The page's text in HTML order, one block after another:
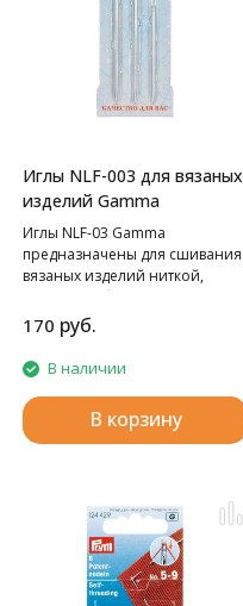
Иглы NLF-003 для вязаных
изделий Gamma
Иглы NLF-03 Gamma
предназначены для сшивания
вязаных изделий ниткой,
пряжей любой толщины.
Специальное покрытие
обеспечивает хорошее
скольжение нити. Широкое
ушко позволяет легкого
вдевать нить любой толщины.
Иглы безопасные в
использовании за счет
170 руб.
В наличии
В корзину